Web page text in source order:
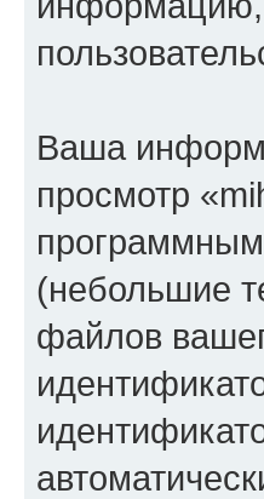
Ваша
просмотр
(небольшие
файлов